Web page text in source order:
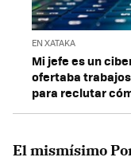
EN XATAKA
Mi jefe es un
ofertaba
para reclutar
El mismísimo